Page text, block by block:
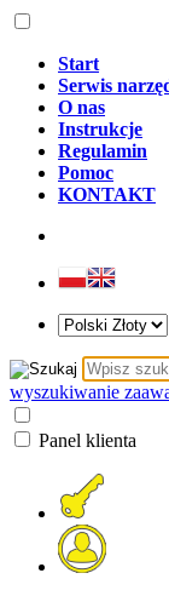
Start
Serwis
O nas
Instrukcje
Regulamin
Pomoc
KONTAKT
wyszukiwanie
Panel klienta